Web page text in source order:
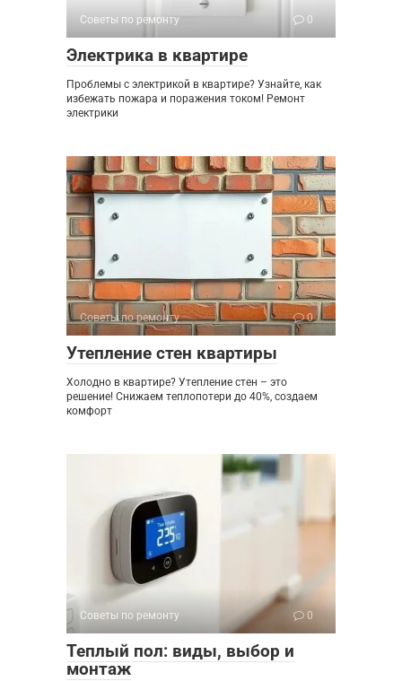
Советы по ремонту 0
Электрика в квартире
Проблемы с электрикой в квартире? Узнайте, как
избежать пожара и поражения током! Ремонт
электрики
Советы по ремонту 0
Утепление стен квартиры
Холодно в квартире? Утепление стен – это
решение! Снижаем теплопотери до 40%, создаем
комфорт
Советы по ремонту 0
Теплый пол: виды, выбор и
монтаж